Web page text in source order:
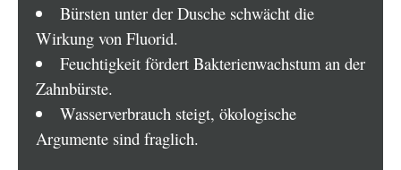
Bürsten unter der Dusche schwächt die
Wirkung von Fluorid.
Feuchtigkeit fördert Bakterienwachstum an der
Zahnbürste.
Wasserverbrauch steigt, ökologische
Argumente sind fraglich.